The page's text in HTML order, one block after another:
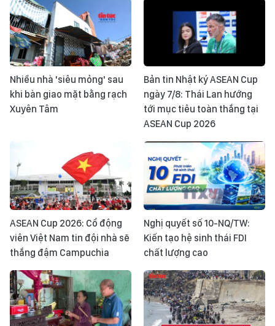
Nhiều nhà 'siêu mỏng' sau
khi bàn giao mặt bằng rạch
Xuyên Tâm
Bản tin Nhật ký ASEAN Cup
ngày 7/8: Thái Lan hướng
tới mục tiêu toàn thắng tại
ASEAN Cup 2026
ASEAN Cup 2026: Cổ động
viên Việt Nam tin đội nhà sẽ
thắng đậm Campuchia
Nghị quyết số 10-NQ/TW:
Kiến tạo hệ sinh thái FDI
chất lượng cao